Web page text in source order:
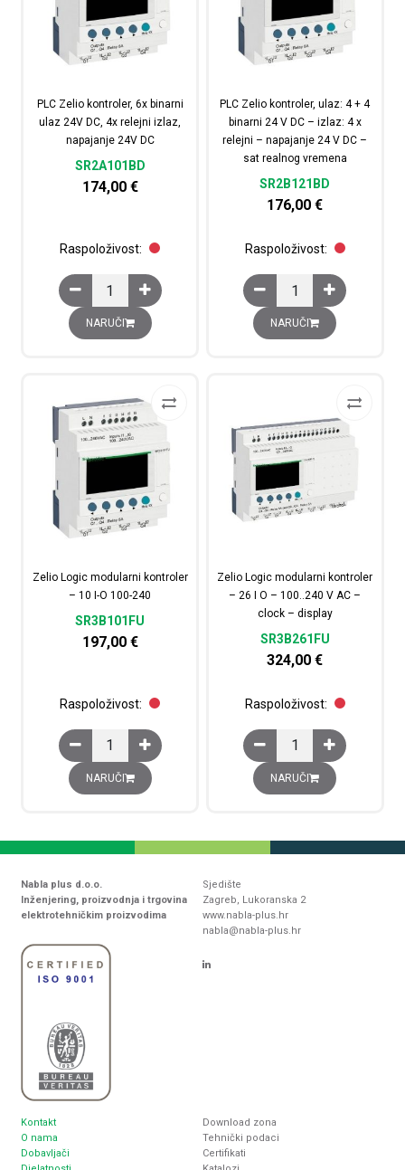
PLC Zelio kontroler, 6x binarni
ulaz 24V DC, 4x relejni izlaz,
napajanje 24V DC
SR2A101BD
174,00 €
Raspoloživost:
PLC Zelio kontroler, 6x binarni ulaz 24V DC, 4x relejni
NARUČI
PLC Zelio kontroler, ulaz: 4 + 4
binarni 24 V DC – izlaz: 4 x
relejni – napajanje 24 V DC –
sat realnog vremena
SR2B121BD
176,00€
Raspoloživost:
PLC Zelio kontroler,
NARUČI
Zelio Logic modularni kontroler
– 10 I-O 100-240
SR3B101FU
197,00 €
Raspoloživost:
Zelio Logic modularni kontroler - 10 I-O 100-240 količina
NARUČI
Zelio Logic modularni kontroler
– 26 I O – 100..240 V AC –
clock – display
SR3B261FU
324,00€
Raspoloživost:
Zelio Logic modularni
NARUČI
Nabla plus d.o.o.
Inženjering, proizvodnja i trgovina
elektrotehničkim proizvodima
Sjedište
Zagreb, Lukoranska 2
www.nabla-plus.hr
nabla@nabla-plus.hr
Kontakt
O nama
Dobavljači
Download zona
Tehnički podaci
Certifikati